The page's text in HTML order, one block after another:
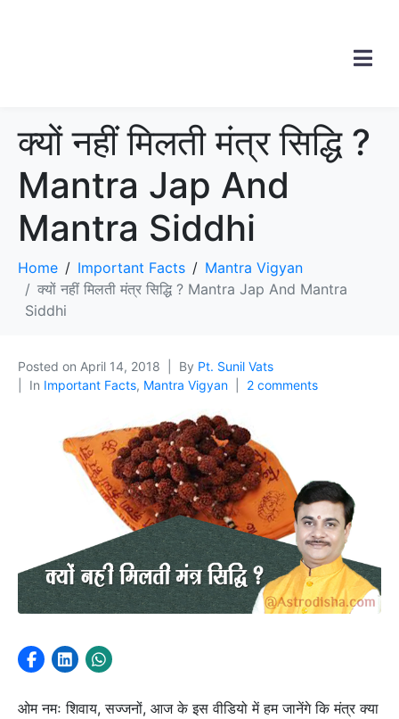
क्यों नहीं मिलती मंत्र सिद्धि ?
Mantra Jap And
Mantra Siddhi
Home Important Facts
Mantra Vigyan
क्यों नहीं मिलती मंत्र सिद्धि ? Mantra Jap And Mantra
Siddhi
Posted on April 14, 2018 By Pt. Sunil Vats
In Important Facts, Mantra Vigyan 2 comments
ओम नमः शिवाय, सज्जनों, आज के इस वीडियो में हम जानेंगे कि मंत्र क्या